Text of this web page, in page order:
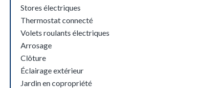
Stores électriques
Thermostat connecté
Volets roulants électriques
Arrosage
Clôture
Éclairage extérieur
Jardin en copropriété